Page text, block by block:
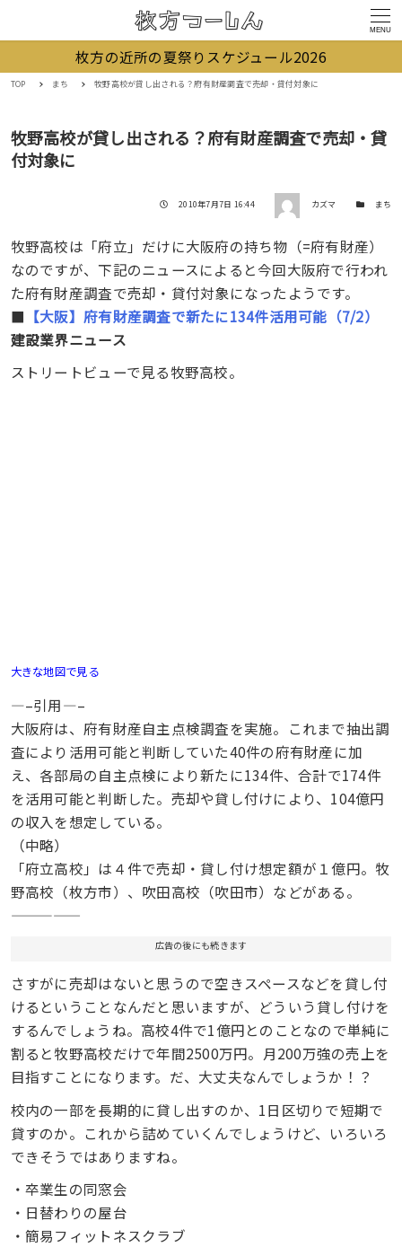
MENU
枚方の近所の夏祭りスケジュール2026
TOP まち 牧野高校が貸し出される？府有財産調査で売却・貸付対象に
牧野高校が貸し出される？府有財産調査で売却・貸
付対象に
投稿日
2010年7月7日 16:44 著者 カズマ カテゴリー
まち
牧野高校は「府立」だけに大阪府の持ち物（=府有財産）
なのですが、下記のニュースによると今回大阪府で行われ
た府有財産調査で売却・貸付対象になったようです。
■ 【大阪】府有財産調査で新たに134件活用可能（7/2）
建設業界ニュース
ストリートビューで見る牧野高校。
大きな地図で見る
—–引用—–
大阪府は、府有財産自主点検調査を実施。これまで抽出調
査により活用可能と判断していた40件の府有財産に加
え、各部局の自主点検により新たに134件、合計で174件
を活用可能と判断した。売却や貸し付けにより、104億円
の収入を想定している。
（中略）
「府立高校」は４件で売却・貸し付け想定額が１億円。牧
野高校（枚方市）、吹田高校（吹田市）などがある。
—————
広告の後にも続きます
さすがに売却はないと思うので空きスペースなどを貸し付
けるということなんだと思いますが、どういう貸し付けを
するんでしょうね。高校4件で1億円とのことなので単純に
割ると牧野高校だけで年間2500万円。月200万強の売上を
目指すことになります。だ、大丈夫なんでしょうか！？
校内の一部を長期的に貸し出すのか、1日区切りで短期で
貸すのか。これから詰めていくんでしょうけど、いろいろ
できそうではありますね。
・卒業生の同窓会
・日替わりの屋台
・簡易フィットネスクラブ